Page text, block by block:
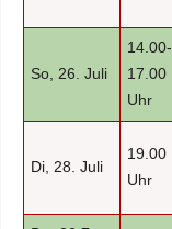
So, 26. Juli
14.00-
17.00
Uhr
Di, 28. Juli
19.00
Uhr